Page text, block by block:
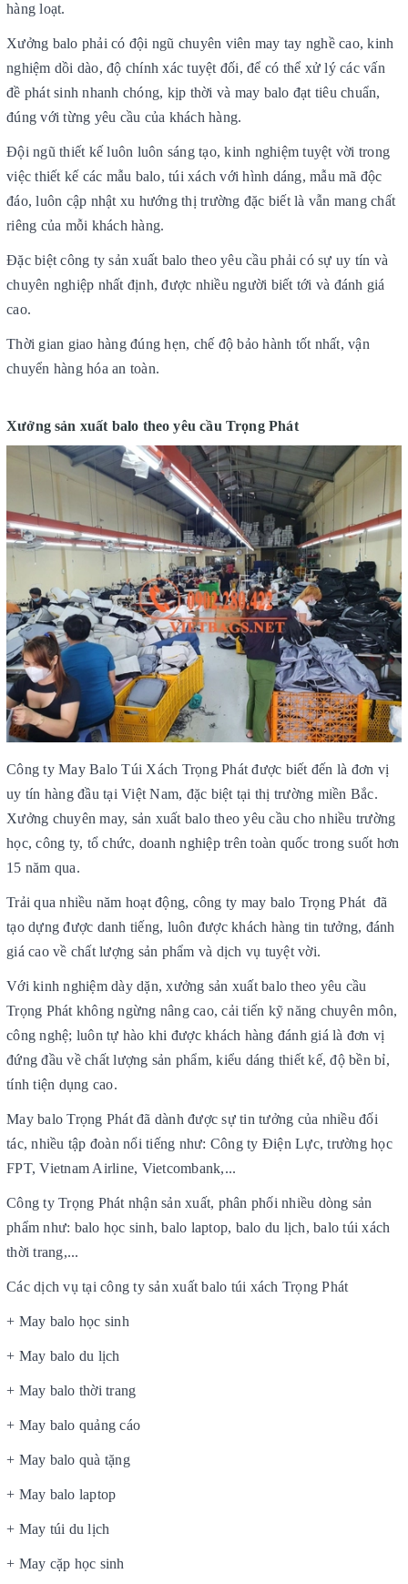
hàng loạt.
Xưởng balo phải có đội ngũ chuyên viên may tay nghề cao, kinh
nghiệm dồi dào, độ chính xác tuyệt đối, để có thể xử lý các vấn
đề phát sinh nhanh chóng, kịp thời và may balo đạt tiêu chuẩn,
đúng với từng yêu cầu của khách hàng.
Đội ngũ thiết kế luôn luôn sáng tạo, kinh nghiệm tuyệt vời trong
việc thiết kế các mẫu balo, túi xách với hình dáng, mẫu mã độc
đáo, luôn cập nhật xu hướng thị trường đặc biết là vẫn mang chất
riêng của mỗi khách hàng.
Đặc biệt công ty sản xuất balo theo yêu cầu phải có sự uy tín và
chuyên nghiệp nhất định, được nhiều người biết tới và đánh giá
cao.
Thời gian giao hàng đúng hẹn, chế độ bảo hành tốt nhất, vận
chuyển hàng hóa an toàn.
Xưởng sản xuất balo theo yêu cầu Trọng Phát
Công ty May Balo Túi Xách Trọng Phát được biết đến là đơn vị
uy tín hàng đầu tại Việt Nam, đặc biệt tại thị trường miền Bắc.
Xưởng chuyên may, sản xuất balo theo yêu cầu cho nhiều trường
học, công ty, tổ chức, doanh nghiệp trên toàn quốc trong suốt hơn
15 năm qua.
Trải qua nhiều năm hoạt động, công ty may balo Trọng Phát đã
tạo dựng được danh tiếng, luôn được khách hàng tin tưởng, đánh
giá cao về chất lượng sản phẩm và dịch vụ tuyệt vời.
Với kinh nghiệm dày dặn, xưởng sản xuất balo theo yêu cầu
Trọng Phát không ngừng nâng cao, cải tiến kỹ năng chuyên môn,
công nghệ; luôn tự hào khi được khách hàng đánh giá là đơn vị
đứng đầu về chất lượng sản phẩm, kiểu dáng thiết kế, độ bền bỉ,
tính tiện dụng cao.
May balo Trọng Phát đã dành được sự tin tưởng của nhiều đối
tác, nhiều tập đoàn nổi tiếng như: Công ty Điện Lực, trường học
FPT, Vietnam Airline, Vietcombank,...
Công ty Trọng Phát nhận sản xuất, phân phối nhiều dòng sản
phẩm như: balo học sinh, balo laptop, balo du lịch, balo túi xách
thời trang,...
Các dịch vụ tại công ty sản xuất balo túi xách Trọng Phát
+ May balo học sinh
+ May balo du lịch
+ May balo thời trang
+ May balo quảng cáo
+ May balo quà tặng
+ May balo laptop
+ May túi du lịch
+ May cặp học sinh